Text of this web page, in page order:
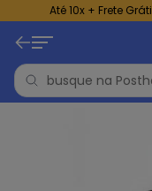
Até 10x + Frete